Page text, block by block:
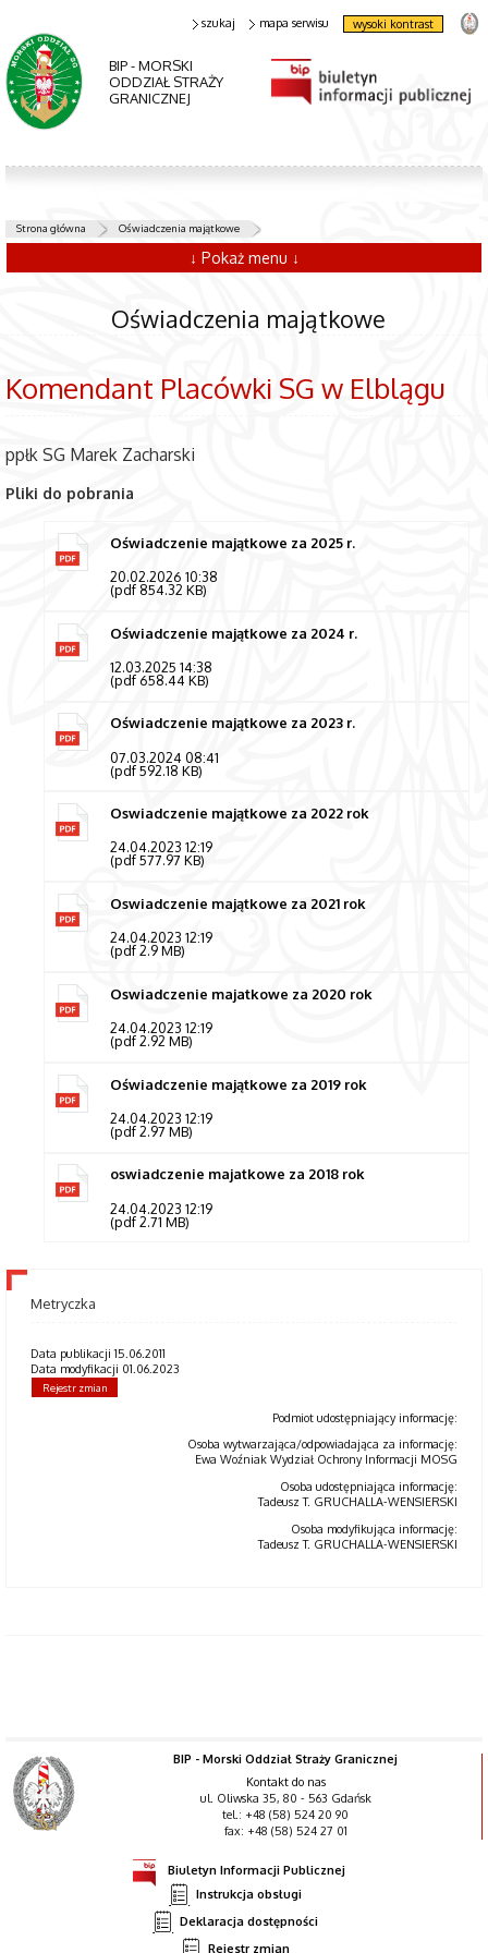
BIP - MORSKI
ODDZIAŁ STRAŻY
GRANICZNEJ
szukaj mapa serwisu wysoki kontrast
Strona główna Oświadczenia majątkowe
↓ Pokaż menu ↓
Oświadczenia majątkowe
Komendant Placówki SG w Elblągu
ppłk SG Marek Zacharski
Pliki do pobrania
Oświadczenie majątkowe za 2025 r.
20.02.2026 10:38
(pdf 854.32 KB)
Oświadczenie majątkowe za 2024 r.
12.03.2025 14:38
(pdf 658.44 KB)
Oświadczenie majątkowe za 2023 r.
07.03.2024 08:41
(pdf 592.18 KB)
Oswiadczenie majątkowe za 2022 rok
24.04.2023 12:19
(pdf 577.97 KB)
Oswiadczenie majątkowe za 2021 rok
24.04.2023 12:19
(pdf 2.9 MB)
Oswiadczenie majatkowe za 2020 rok
24.04.2023 12:19
(pdf 2.92 MB)
Oświadczenie majątkowe za 2019 rok
24.04.2023 12:19
(pdf 2.97 MB)
oswiadczenie majatkowe za 2018 rok
24.04.2023 12:19
(pdf 2.71 MB)
Metryczka
Data publikacji 15.06.2011
Data modyfikacji 01.06.2023
Rejestr zmian
Podmiot udostępniający informację:
Osoba wytwarzająca/odpowiadająca za informację:
Ewa Woźniak Wydział Ochrony Informacji MOSG
Osoba udostępniająca informację:
Tadeusz T. GRUCHALLA-WENSIERSKI
Osoba modyfikująca informację:
Tadeusz T. GRUCHALLA-WENSIERSKI
BIP - Morski Oddział Straży Granicznej
Kontakt do nas
ul. Oliwska 35, 80 - 563 Gdańsk
tel.: +48 (58) 524 20 90
fax: +48 (58) 524 27 01
Biuletyn Informacji Publicznej
Instrukcja obsługi
Deklaracja dostępności
Rejestr zmian